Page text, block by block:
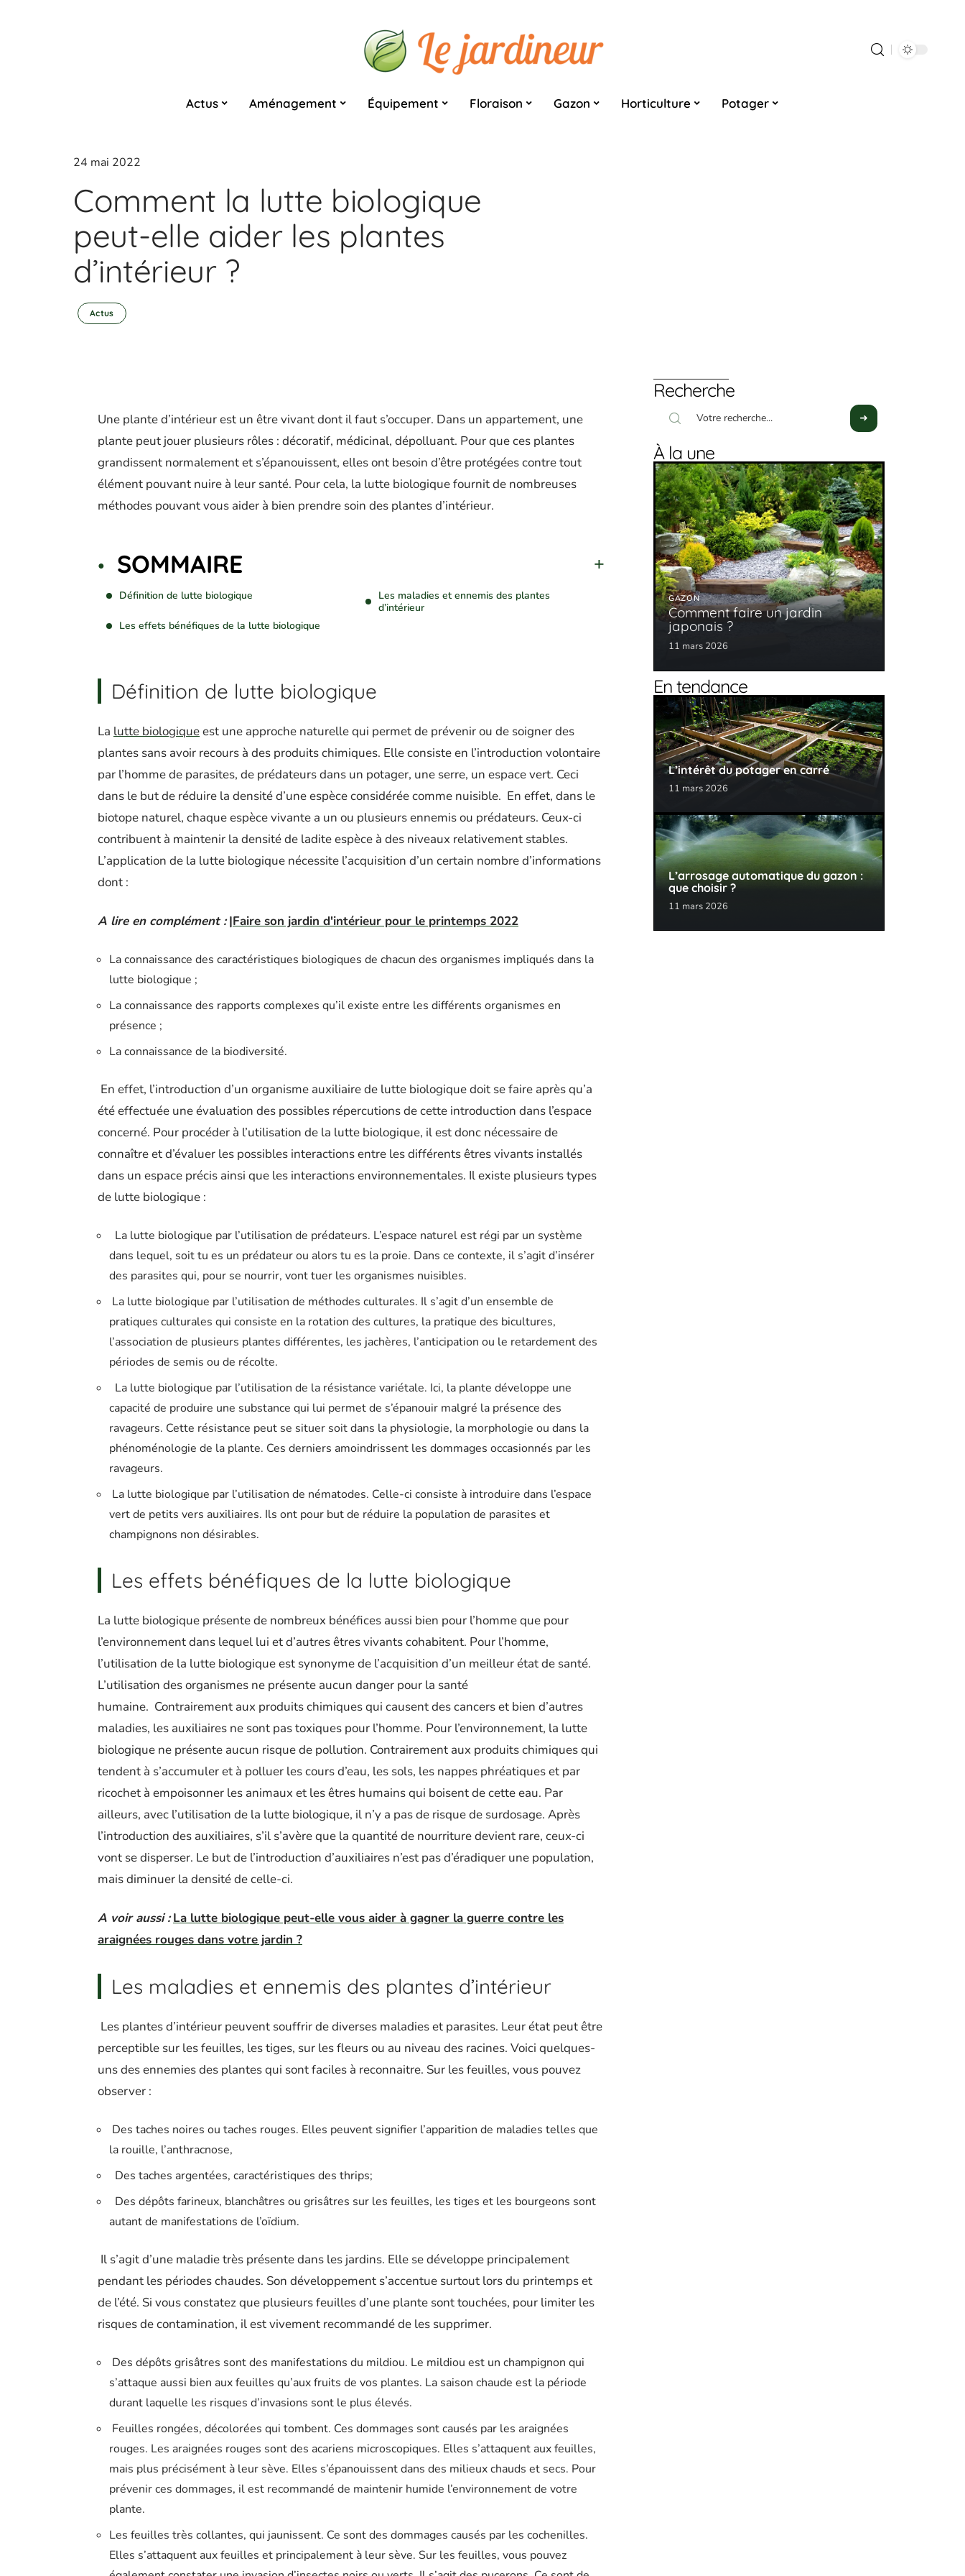
Actus Aménagement Équipement Floraison Gazon Horticulture Potager
24 mai 2022
Comment la lutte biologique
peut-elle aider les plantes
d’intérieur ?
Actus
Une plante d’intérieur est un être vivant dont il faut s’occuper. Dans un appartement, une
plante peut jouer plusieurs rôles : décoratif, médicinal, dépolluant. Pour que ces plantes
grandissent normalement et s’épanouissent, elles ont besoin d’être protégées contre tout
élément pouvant nuire à leur santé. Pour cela, la lutte biologique fournit de nombreuses
méthodes pouvant vous aider à bien prendre soin des plantes d’intérieur.
SOMMAIRE
Définition de lutte biologique
Les effets bénéfiques de la lutte biologique
Les maladies et ennemis des plantes
d’intérieur
Définition de lutte biologique
La lutte biologiqueest une approche naturelle qui permet de prévenir ou de soigner des
plantes sans avoir recours à des produits chimiques. Elle consiste en l’introduction volontaire
par l’homme de parasites, de prédateurs dans un potager, une serre, un espace vert. Ceci
dans le but de réduire la densité d’une espèce considérée comme nuisible. En effet, dans le
biotope naturel, chaque espèce vivante a un ou plusieurs ennemis ou prédateurs. Ceux-ci
contribuent à maintenir la densité de ladite espèce à des niveaux relativement stables.
L’application de la lutte biologique nécessite l’acquisition d’un certain nombre d’informations
dont :
A lire en complément : |Faire son jardin d'intérieur pour le printemps 2022
La connaissance des caractéristiques biologiques de chacun des organismes impliqués dans la
lutte biologique ;
La connaissance des rapports complexes qu’il existe entre les différents organismes en
présence ;
La connaissance de la biodiversité.
En effet, l’introduction d’un organisme auxiliaire de lutte biologique doit se faire après qu’a
été effectuée une évaluation des possibles répercutions de cette introduction dans l’espace
concerné. Pour procéder à l’utilisation de la lutte biologique, il est donc nécessaire de
connaître et d’évaluer les possibles interactions entre les différents êtres vivants installés
dans un espace précis ainsi que les interactions environnementales. Il existe plusieurs types
de lutte biologique :
La lutte biologique par l’utilisation de prédateurs. L’espace naturel est régi par un système
dans lequel, soit tu es un prédateur ou alors tu es la proie. Dans ce contexte, il s’agit d’insérer
des parasites qui, pour se nourrir, vont tuer les organismes nuisibles.
La lutte biologique par l’utilisation de méthodes culturales. Il s’agit d’un ensemble de
pratiques culturales qui consiste en la rotation des cultures, la pratique des bicultures,
l’association de plusieurs plantes différentes, les jachères, l’anticipation ou le retardement des
périodes de semis ou de récolte.
La lutte biologique par l’utilisation de la résistance variétale. Ici, la plante développe une
capacité de produire une substance qui lui permet de s’épanouir malgré la présence des
ravageurs. Cette résistance peut se situer soit dans la physiologie, la morphologie ou dans la
phénoménologie de la plante. Ces derniers amoindrissent les dommages occasionnés par les
ravageurs.
La lutte biologique par l’utilisation de nématodes. Celle-ci consiste à introduire dans l’espace
vert de petits vers auxiliaires. Ils ont pour but de réduire la population de parasites et
champignons non désirables.
Les effets bénéfiques de la lutte biologique
La lutte biologique présente de nombreux bénéfices aussi bien pour l’homme que pour
l’environnement dans lequel lui et d’autres êtres vivants cohabitent. Pour l’homme,
l’utilisation de la lutte biologique est synonyme de l’acquisition d’un meilleur état de santé.
L’utilisation des organismes ne présente aucun danger pour la santé
humaine. Contrairement aux produits chimiques qui causent des cancers et bien d’autres
maladies, les auxiliaires ne sont pas toxiques pour l’homme. Pour l’environnement, la lutte
biologique ne présente aucun risque de pollution. Contrairement aux produits chimiques qui
tendent à s’accumuler et à polluer les cours d’eau, les sols, les nappes phréatiques et par
ricochet à empoisonner les animaux et les êtres humains qui boisent de cette eau. Par
ailleurs, avec l’utilisation de la lutte biologique, il n’y a pas de risque de surdosage. Après
l’introduction des auxiliaires, s’il s’avère que la quantité de nourriture devient rare, ceux-ci
vont se disperser. Le but de l’introduction d’auxiliaires n’est pas d’éradiquer une population,
mais diminuer la densité de celle-ci.
A voir aussi : La lutte biologique peut-elle vous aider à gagner la guerre contre les
araignées rouges dans votre jardin ?
Les maladies et ennemis des plantes d’intérieur
Les plantes d’intérieur peuvent souffrir de diverses maladies et parasites. Leur état peut être
perceptible sur les feuilles, les tiges, sur les fleurs ou au niveau des racines. Voici quelques-
uns des ennemies des plantes qui sont faciles à reconnaitre. Sur les feuilles, vous pouvez
observer :
Des taches noires ou taches rouges. Elles peuvent signifier l’apparition de maladies telles que
la rouille, l’anthracnose,
Des taches argentées, caractéristiques des thrips;
Des dépôts farineux, blanchâtres ou grisâtres sur les feuilles, les tiges et les bourgeons sont
autant de manifestations de l’oïdium.
Il s’agit d’une maladie très présente dans les jardins. Elle se développe principalement
pendant les périodes chaudes. Son développement s’accentue surtout lors du printemps et
de l’été. Si vous constatez que plusieurs feuilles d’une plante sont touchées, pour limiter les
risques de contamination, il est vivement recommandé de les supprimer.
Des dépôts grisâtres sont des manifestations du mildiou. Le mildiou est un champignon qui
s’attaque aussi bien aux feuilles qu’aux fruits de vos plantes. La saison chaude est la période
durant laquelle les risques d’invasions sont le plus élevés.
Feuilles rongées, décolorées qui tombent. Ces dommages sont causés par les araignées
rouges. Les araignées rouges sont des acariens microscopiques. Elles s’attaquent aux feuilles,
mais plus précisément à leur sève. Elles s’épanouissent dans des milieux chauds et secs. Pour
prévenir ces dommages, il est recommandé de maintenir humide l’environnement de votre
plante.
Les feuilles très collantes, qui jaunissent. Ce sont des dommages causés par les cochenilles.
Elles s’attaquent aux feuilles et principalement à leur sève. Sur les feuilles, vous pouvez
Recherche
À la une
GAZON
Comment faire un jardin
japonais ?
11 mars 2026
En tendance
L’intérêt du potager en carré
11 mars 2026
L’arrosage automatique du gazon :
que choisir ?
11 mars 2026